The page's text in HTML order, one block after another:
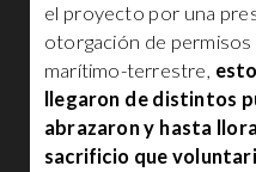
el proyecto por una
otorgación de permisos
marítimo-terrestre,
llegaron de distintos
abrazaron y hasta
sacrificio que